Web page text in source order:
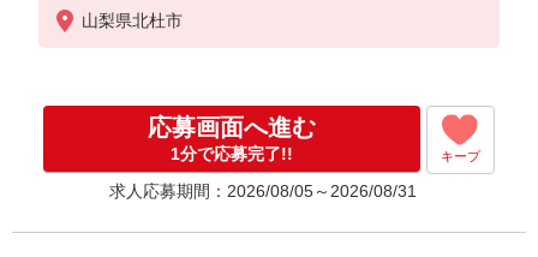
月収例：216、000円（月収例21日実働残業代込）（
残業・休日出勤手当て等が含まれています）
山梨県北杜市
応募画面へ進む
1分で応募完了!! キープ
求人応募期間：2026/08/05～2026/08/31